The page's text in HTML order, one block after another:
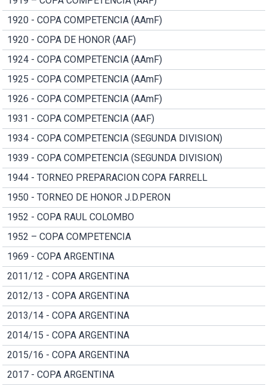
1920 - COPA COMPETENCIA (AAmF)
1920 - COPA DE HONOR (AAF)
1924 - COPA COMPETENCIA (AAmF)
1925 - COPA COMPETENCIA (AAmF)
1926 - COPA COMPETENCIA (AAmF)
1931 - COPA COMPETENCIA (AAF)
1934 - COPA COMPETENCIA (SEGUNDA DIVISION)
1939 - COPA COMPETENCIA (SEGUNDA DIVISION)
1944 - TORNEO PREPARACION COPA FARRELL
1950 - TORNEO DE HONOR J.D.PERON
1952 - COPA RAUL COLOMBO
1952 – COPA COMPETENCIA
1969 - COPA ARGENTINA
2011/12 - COPA ARGENTINA
2012/13 - COPA ARGENTINA
2013/14 - COPA ARGENTINA
2014/15 - COPA ARGENTINA
2015/16 - COPA ARGENTINA
2017 - COPA ARGENTINA